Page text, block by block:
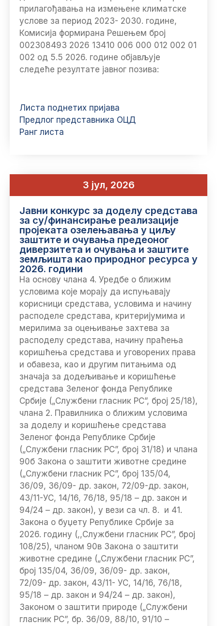
прилагођавања на измењене климатске
услове за период 2023- 2030. године,
Комисија формирана Решењем број
002308493 2026 13410 006 000 012 002 01
002 од 5.5 2026. године објављује
следеће резултате јавног позива:
Листа поднетих пријава
Предлог представника ОЦД
Ранг листа
3 јул, 2026
Јавни конкурс за доделу средстава
за су/финансирање реализације
пројеката озелењавања у циљу
заштите и очувања предеоног
диверзитета и очувања и заштите
земљишта као природног ресурса у
2026. години
На основу члана 4. Уредбе о ближим
условима које морају да испуњавају
корисници средстава, условима и начину
расподеле средстава, критеријумима и
мерилима за оцењивање захтева за
расподелу средстава, начину праћења
коришћења средстава и уговорених права
и обавеза, као и другим питањима од
значаја за додељивање и коришћење
средстава Зеленог фонда Републике
Србије („Службени гласник РС”, број 25/18),
члана 2. Правилника о ближим условима
за доделу и коришћење средстава
Зеленог фонда Републике Србије
(„Службени гласник РС”, број 31/18) и члана
90б Закона о заштити животне средине
(„Службени гласник РС”, број 135/04,
36/09, 36/09- др. закон, 72/09-др. закон,
43/11-УС, 14/16, 76/18, 95/18 – др. закон и
94/24 – др. закон), у вези са чл. 8. и 41.
Закона о буџету Републике Србије за
2026. годину (,,Службени гласник РС”, број
108/25), чланом 90в Закона о заштити
животне средине („Службени гласник РС”,
број 135/04, 36/09, 36/09- др. закон,
72/09- др. закон, 43/11- УС, 14/16, 76/18,
95/18 – др. закон и 94/24 – др. закон),
Законом о заштити природе („Службени
гласник РС”, бр. 36/09, 88/10, 91/10 –